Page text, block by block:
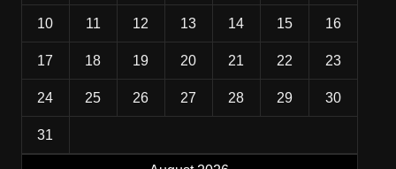
10 11 12 13 14 15 16
17 18 19 20 21 22 23
24 25 26 27 28 29 30
31